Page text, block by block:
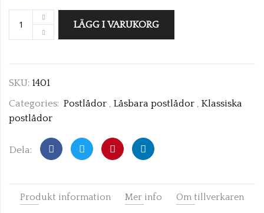
LÄGG I VARUKORG
SKU: 1401
Categories: Postlådor , Låsbara postlådor , Klassiska
postlådor
Dela:
Produkt information Mer info Om tillverkaren